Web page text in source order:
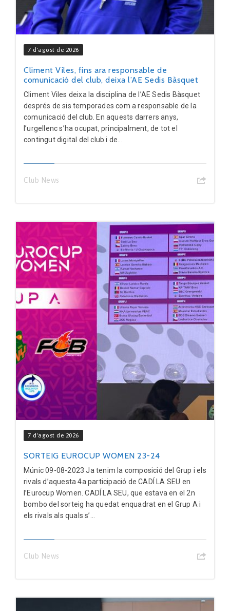
7 d'agost de 2026
Climent Viles, fins ara responsable de
comunicació del club, deixa l’AE Sedis Bàsquet
Climent Viles deixa la disciplina de l’AE Sedis Bàsquet
després de sis temporades com a responsable de la
comunicació del club. En aquests darrers anys,
l’urgellenc s’ha ocupat, principalment, de tot el
contingut digital del club i de...
Club News
7 d'agost de 2026
SORTEIG EUROCUP WOMEN 23-24
Múnic 09-08-2023 Ja tenim la composició del Grup i els
rivals d’aquesta 4a participació de CADÍ LA SEU en
l’Eurocup Women. CADÍ LA SEU, que estava en el 2n
bombo del sorteig ha quedat enquadrat en el Grup A i
els rivals als quals s’...
Club News